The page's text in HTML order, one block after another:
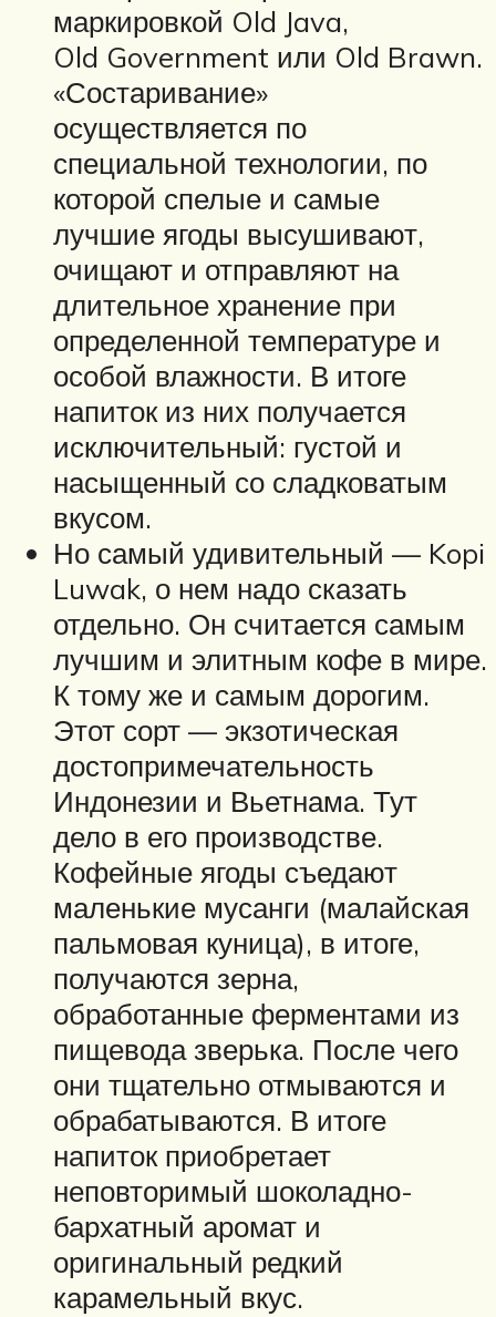
маркировкой Old Java,
Old Government или Old Brawn.
«Состаривание»
осуществляется по
специальной технологии, по
которой спелые и самые
лучшие ягоды высушивают,
очищают и отправляют на
длительное хранение при
определенной температуре и
особой влажности. В итоге
напиток из них получается
исключительный: густой и
насыщенный со сладковатым
вкусом.
Но самый удивительный — Kopi
Luwak, о нем надо сказать
отдельно. Он считается самым
лучшим и элитным кофе в мире.
К тому же и самым дорогим.
Этот сорт — экзотическая
достопримечательность
Индонезии и Вьетнама. Тут
дело в его производстве.
Кофейные ягоды съедают
маленькие мусанги (малайская
пальмовая куница), в итоге,
получаются зерна,
обработанные ферментами из
пищевода зверька. После чего
они тщательно отмываются и
обрабатываются. В итоге
напиток приобретает
неповторимый шоколадно-
бархатный аромат и
оригинальный редкий
карамельный вкус.